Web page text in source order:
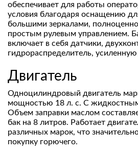
обеспечивает для работы
условия благодаря оснащению
большими зеркалами,
простым рулевым управлением.
включает в себя датчики,
гидрораспределитель,
Двигатель
Одноцилиндровый двигатель
мощностью 18 л. с. С
Объем заправки маслом
бак на 8 литров. Работает
различных марок, что
покупку горючего.